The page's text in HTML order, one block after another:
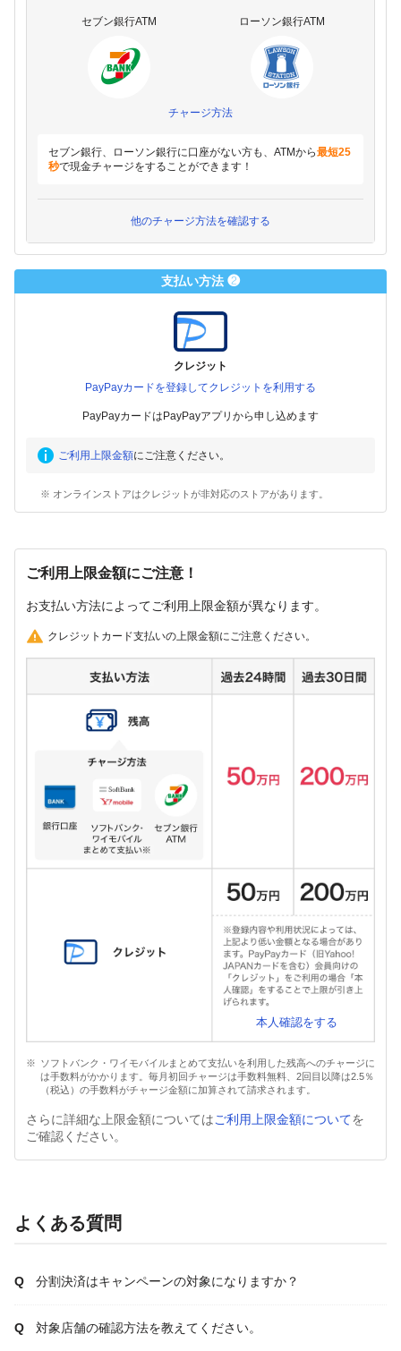
セブン銀行ATM ローソン銀行ATM
チャージ方法
セブン銀行、ローソン銀行に口座がない方も、ATMから最短25
秒で現金チャージをすることができます！
他のチャージ方法を確認する
支払い方法 ❷
クレジット
PayPayカードを登録してクレジットを利用する
PayPayカードはPayPayアプリから申し込めます
ご利用上限金額にご注意ください。
※ オンラインストアはクレジットが非対応のストアがあります。
ご利用上限金額にご注意！
お支払い方法によってご利用上限金額が異なります。
クレジットカード支払いの上限金額にご注意ください。
本人確認をする
ソフトバンク・ワイモバイルまとめて支払いを利用した残高へのチャージに
は手数料がかかります。毎月初回チャージは手数料無料、2回目以降は2.5％
（税込）の手数料がチャージ金額に加算されて請求されます。
さらに詳細な上限金額についてはご利用上限金額についてを
ご確認ください。
よくある質問
分割決済はキャンペーンの対象になりますか？
対象店舗の確認方法を教えてください。